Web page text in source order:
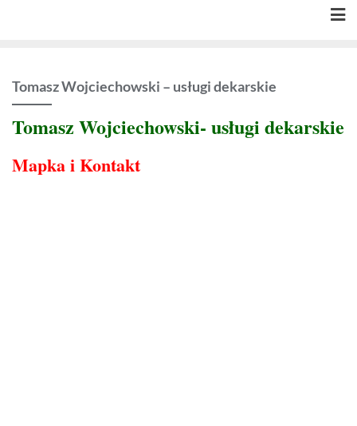
Tomasz Wojciechowski – usługi dekarskie
Tomasz Wojciechowski- usługi dekarskie
Mapka i Kontakt